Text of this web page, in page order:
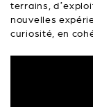
terrains,
nouvelles
curiosité, en